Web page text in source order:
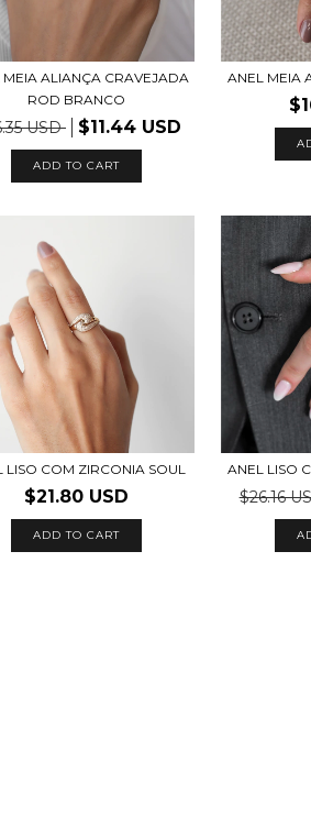
MEIA ALIANÇA CRAVEJADA
ROD BRANCO
USD $11.44 USD
ADD TO CART
ANEL MEIA
LISO COM ZIRCONIA SOUL
$21.80 USD
ADD TO CART
ANEL LISO
$26.16